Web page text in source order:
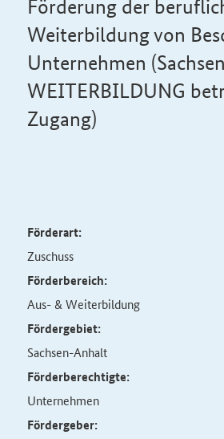
Förderung der
Weiterbildung von
Unternehmen
WEITERBILDUNG
Zugang)
Förderart:
Zuschuss
Förderbereich:
Aus- & Weiterbildung
Fördergebiet:
Sachsen-Anhalt
Förderberechtigte:
Unternehmen
Fördergeber: